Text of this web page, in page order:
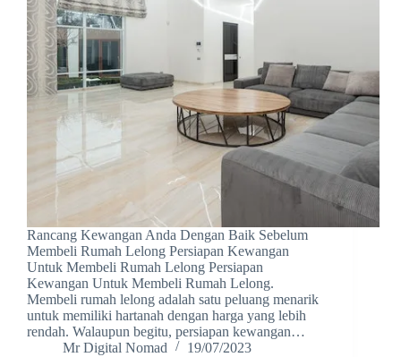
Rancang Kewangan Anda Dengan Baik Sebelum
Membeli Rumah Lelong Persiapan Kewangan
Untuk Membeli Rumah Lelong Persiapan
Kewangan Untuk Membeli Rumah Lelong.
Membeli rumah lelong adalah satu peluang menarik
untuk memiliki hartanah dengan harga yang lebih
rendah. Walaupun begitu, persiapan kewangan…
Mr Digital Nomad
19/07/2023